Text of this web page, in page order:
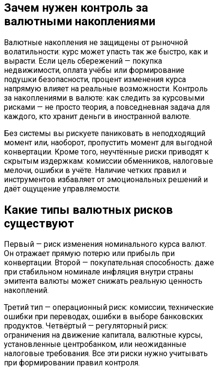
Зачем нужен контроль за
валютными накоплениями
Валютные накопления не защищены от рыночной
волатильности: курс может упасть так же быстро, как и
вырасти. Если цель сбережений — покупка
недвижимости, оплата учёбы или формирование
подушки безопасности, процент изменения курса
напрямую влияет на реальные возможности. Контроль
за накоплениями в валюте: как следить за курсовыми
рисками — не просто теория, а повседневная задача для
каждого, кто хранит деньги в иностранной валюте.
Без системы вы рискуете паниковать в неподходящий
момент или, наоборот, пропустить момент для выгодной
конвертации. Кроме того, неучтённые риски приводят к
скрытым издержкам: комиссии обменников, налоговые
мелочи, ошибки в учёте. Наличие четких правил и
инструментов избавляет от эмоциональных решений и
даёт ощущение управляемости.
Какие типы валютных рисков
существуют
Первый — риск изменения номинального курса валют.
Он отражает прямую потерю или прибыль при
конвертации. Второй — покупательная способность: даже
при стабильном номинале инфляция внутри страны
эмитента валюты может снижать реальную ценность
накоплений.
Третий тип — операционный риск: комиссии, технические
ошибки при переводах, ошибки в выборе банковских
продуктов. Четвёртый — регуляторный риск:
ограничения на движение капитала, валютные курсы,
установленные центробанком, или неожиданные
налоговые требования. Все эти риски нужно учитывать
при формировании правил контроля.